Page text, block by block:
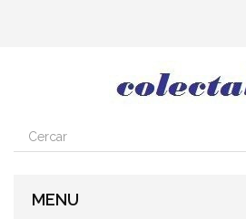
MENU